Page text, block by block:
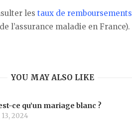
les taux de remboursements
l’assurance maladie en France).
YOU MAY ALSO LIKE
ce qu’un mariage blanc ?
13, 2024